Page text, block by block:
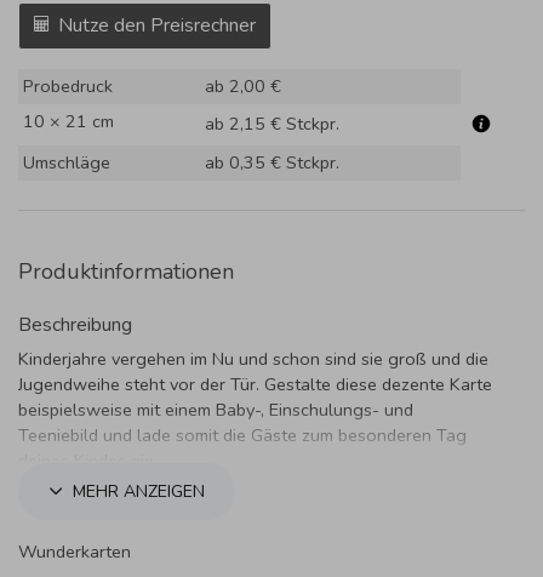
Nutze den Preisrechner
Probedruck
ab 2,00 €
10 × 21 cm
ab 2,15 € Stckpr.
Umschläge
ab 0,35 € Stckpr.
Produktinformationen
Beschreibung
Kinderjahre vergehen im Nu und schon sind sie groß und die
Jugendweihe steht vor der Tür. Gestalte diese dezente Karte
beispielsweise mit einem Baby-, Einschulungs- und
Teeniebild und lade somit die Gäste zum besonderen Tag
MEHR ANZEIGEN
Wunderkarten